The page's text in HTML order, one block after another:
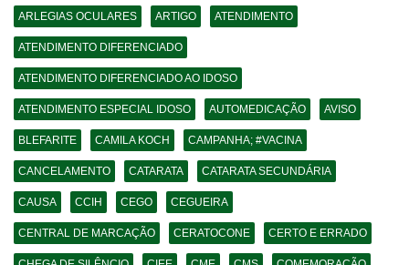
ARLEGIAS OCULARES ARTIGO ATENDIMENTO
ATENDIMENTO DIFERENCIADO
ATENDIMENTO DIFERENCIADO AO IDOSO
ATENDIMENTO ESPECIAL IDOSO AUTOMEDICAÇÃO AVISO
BLEFARITE CAMILA KOCH CAMPANHA; #VACINA
CANCELAMENTO CATARATA CATARATA SECUNDÁRIA
CAUSA CCIH CEGO CEGUEIRA
CENTRAL DE MARCAÇÃO CERATOCONE CERTO E ERRADO